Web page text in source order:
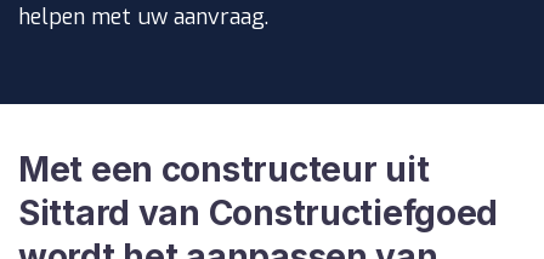
helpen met uw aanvraag.
Met een constructeur uit
Sittard van Constructiefgoed